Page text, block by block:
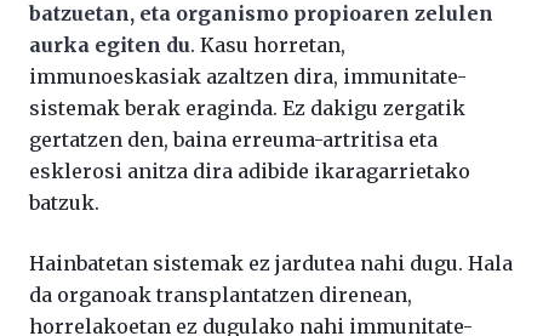
batzuetan, eta organismo propioaren zelulen
aurka egiten du. Kasu horretan,
immunoeskasiak azaltzen dira, immunitate-
sistemak berak eraginda. Ez dakigu zergatik
gertatzen den, baina erreuma-artritisa eta
esklerosi anitza dira adibide ikaragarrietako
batzuk.
Hainbatetan sistemak ez jardutea nahi dugu. Hala
da organoak transplantatzen direnean,
horrelakoetan ez dugulako nahi immunitate-